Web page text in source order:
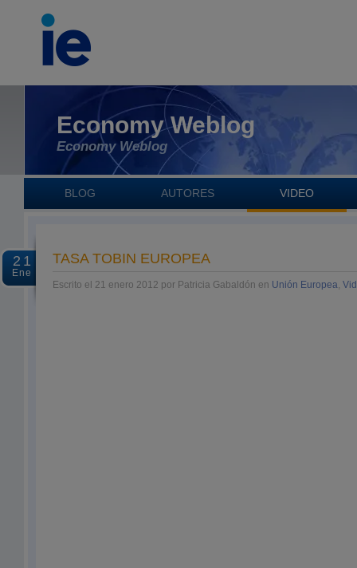
Economy Weblog
Economy Weblog
BLOG AUTORES VIDEO
21
Ene
TASA TOBIN EUROPEA
Escrito el 21 enero 2012 por Patricia Gabaldón en Unión Europea,